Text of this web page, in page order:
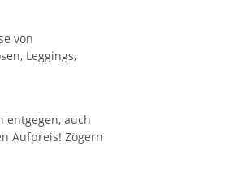
von
Leggings,
entgegen, auch
Aufpreis! Zögern